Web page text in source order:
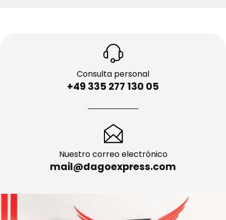
+49 335 277 130 05
mail@dagoexpress.com